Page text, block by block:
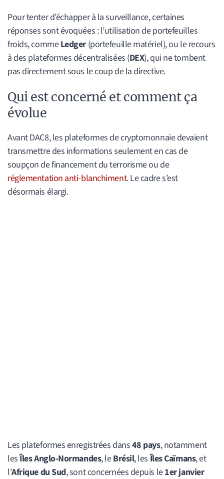
Pour tenter d’échapper à la surveillance, certaines
réponses sont évoquées : l’utilisation de portefeuilles
froids, commeLedger (portefeuille matériel), ou le recours
à des plateformes décentralisées (DEX), qui ne tombent
pas directement sous le coup de la directive.
Qui est concerné et comment ça
évolue
Avant DAC8, les plateformes de cryptomonnaie devaient
transmettre des informations seulement en cas de
soupçon de financement du terrorisme ou de
réglementation anti-blanchiment. Le cadre s’est
désormais élargi.
Les plateformes enregistrées dans48 pays, notamment
lesÎles Anglo-Normandes, leBrésil, lesÎles Caïmans, et
l’Afrique du Sud, sont concernées depuis le1er janvier